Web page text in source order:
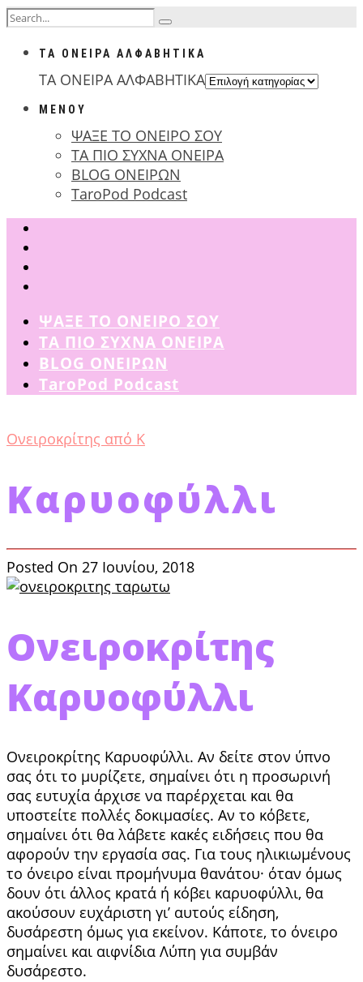
ΤΑ ΟΝΕΙΡΑ ΑΛΦΑΒΗΤΙΚΑ
ΤΑ ΟΝΕΙΡΑ ΑΛΦΑΒΗΤΙΚΑ
ΜΕΝΟΥ
ΨΑΞΕ ΤΟ ΟΝΕΙΡΟ ΣΟΥ
ΤΑ ΠΙΟ ΣΥΧΝΑ ΟΝΕΙΡΑ
BLOG ΟΝΕΙΡΩΝ
TaroPod Podcast
ΨΑΞΕ ΤΟ ΟΝΕΙΡΟ ΣΟΥ
ΤΑ ΠΙΟ ΣΥΧΝΑ ΟΝΕΙΡΑ
BLOG ΟΝΕΙΡΩΝ
TaroPod Podcast
Ονειροκρίτης από Κ
Καρυοφύλλι
Posted On 27 Ιουνίου, 2018
Ονειροκρίτης
Καρυοφύλλι
Ονειροκρίτης Καρυοφύλλι. Αν δείτε στον ύπνο
σας ότι το μυρίζετε, σημαίνει ότι η προσωρινή
σας ευτυχία άρχισε να παρέρχεται και θα
υποστείτε πολλές δοκιμασίες. Αν το κόβετε,
σημαίνει ότι θα λάβετε κακές ειδήσεις που θα
αφορούν την εργασία σας. Για τους ηλικιωμένους
το όνειρο είναι προμήνυμα θανάτου· όταν όμως
δουν ότι άλλος κρατά ή κόβει καρυοφύλλι, θα
ακούσουν ευχάριστη γι’ αυτούς είδηση,
δυσάρεστη όμως για εκείνον. Κάποτε, το όνειρο
σημαίνει και αιφνίδια Λύπη για συμβάν
δυσάρεστο.